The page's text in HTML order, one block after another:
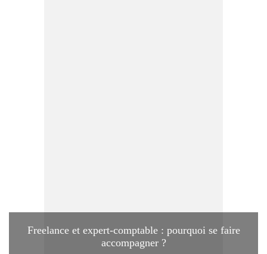
Freelance et expert-comptable : pourquoi se faire
accompagner ?